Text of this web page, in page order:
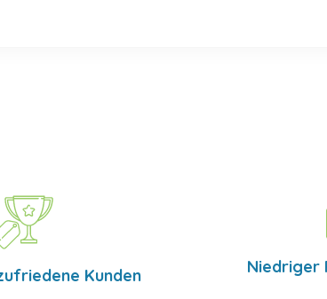
Kunden
Niedriger